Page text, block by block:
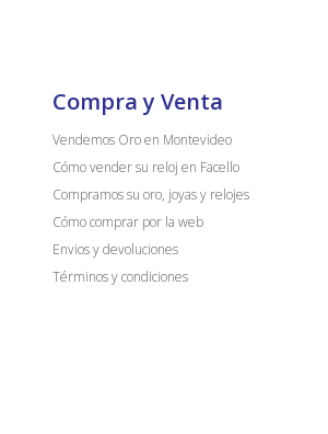
Compra y Venta
Vendemos Oro en Montevideo
Cómo vender su reloj en Facello
Compramos su oro, joyas y relojes
Cómo comprar por la web
Envios y devoluciones
Términos y condiciones